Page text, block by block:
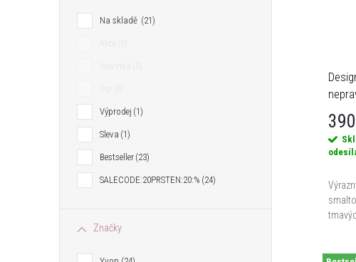
Na skladě 21
Výprodej 1
Sleva 1
Bestseller 23
SALECODE:20PRSTEN:20:% 24
Značky